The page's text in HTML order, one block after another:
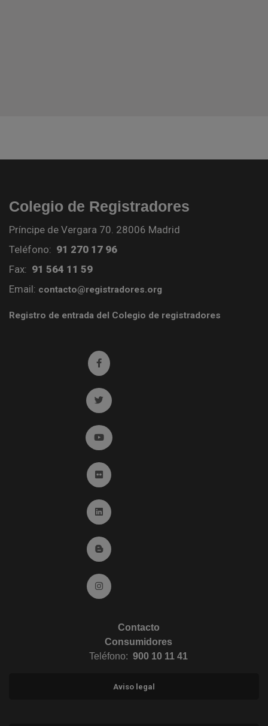
Colegio de Registradores
Príncipe de Vergara 70. 28006 Madrid
Teléfono: 91 270 17 96
Fax: 91 564 11 59
Email: contacto@registradores.org
Registro de entrada del Colegio de registradores
Ir a facebook (abre en ventana nueva)
Ir a twitter (abre en ventana nueva)
Ir a YouTube (abre en ventana nueva)
Ir a Flickr (abre en ventana nueva)
Ir a Linkedin (abre en ventana nueva)
Ir al Blog (abre en ventana nueva)
Ir a Instagram (abre en ventana nueva)
Contacto
Consumidores
Teléfono: 900 10 11 41
Aviso legal